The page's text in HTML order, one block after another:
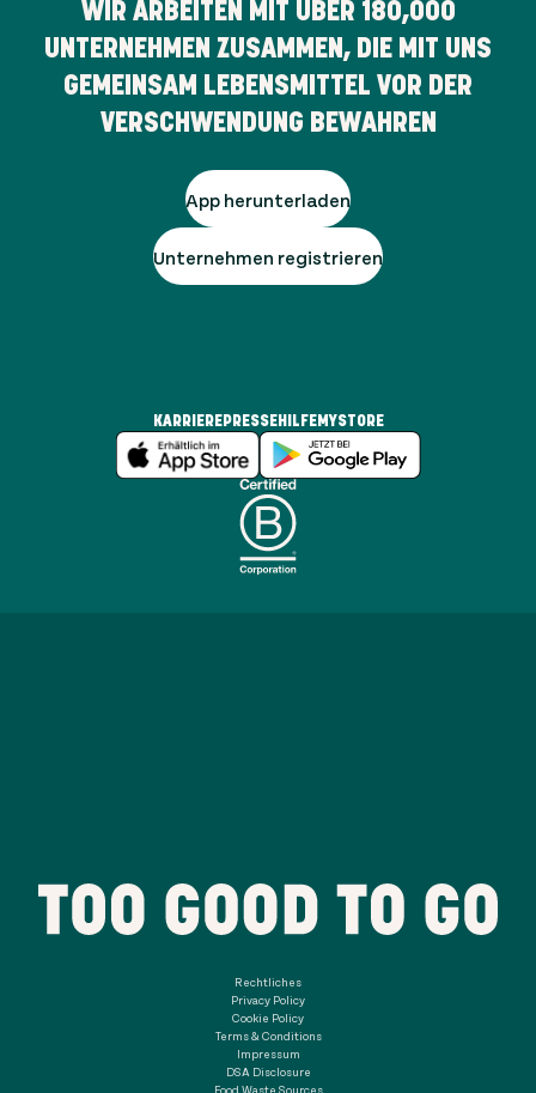
WIR ARBEITEN MIT ÜBER 180,000
UNTERNEHMEN ZUSAMMEN, DIE MIT UNS
GEMEINSAM LEBENSMITTEL VOR DER
VERSCHWENDUNG BEWAHREN
App herunterladen
Unternehmen registrieren
KARRIEREPRESSEHILFEMYSTORE
Rechtliches
Privacy Policy
Cookie Policy
Terms & Conditions
Impressum
DSA Disclosure
Food Waste Sources